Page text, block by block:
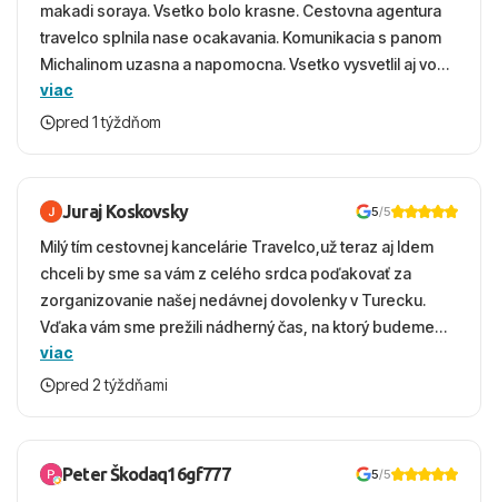
makadi soraya. Vsetko bolo krasne. Cestovna agentura
travelco splnila nase ocakavania. Komunikacia s panom
Michalinom uzasna a napomocna. Vsetko vysvetlil aj vo
vecernych hodinach zaco sa ospravedlnujem. Hotel
krasny, cisty. Sluzby top. Strava, prostredie, more,
viac
pred 1 týždňom
Juraj Koskovsky 5/5
Milý tím cestovnej kancelárie Travelco,už teraz aj Idem
chceli by sme sa vám z celého srdca poďakovať za
zorganizovanie našej nedávnej dovolenky v Turecku.
Vďaka vám sme prežili nádherný čas, na ktorý budeme
ešte dlho s úsmevom spomínať. ​Všetko prebehlo
absolútne hladko – od prvotného výberu zájazdu, cez
bola to trefa do čierneho! ​Čo nás dostalo najviac: ​Skvelé
služby a personál: Vždy usmievaví, ochotní a starostliví
viac
pred 2 týždňami
Peter Škodaq16gf777 5/5